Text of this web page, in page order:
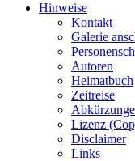
Hinweise
Kontakt
Galerie
Autoren
Heimatbuch
Zeitreise
Lizenz
Disclaimer
Links